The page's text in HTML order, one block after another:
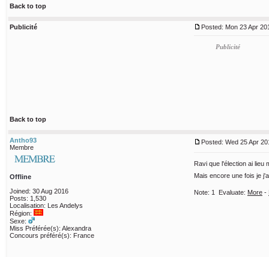
Back to top
Publicité Posted: Mon 23 Apr
Publicité
Back to top
Antho93
Membre
Offline
Joined: 30 Aug 2016
Posts: 1,530
Localisation: Les Andelys
Région:
Sexe:
Miss Préférée(s): Alexandra
Concours préféré(s): France
Posted: Wed 25 Apr
Ravi que l'élection ai lieu
Mais encore une fois je
Note: 1 Evaluate: More -